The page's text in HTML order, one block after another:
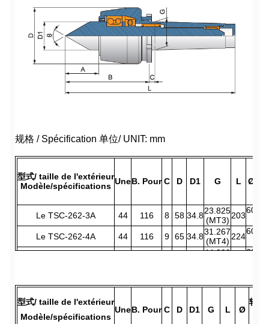
规格 / Spécification 单位/ UNIT: mm
型式/ taille de l'extérieur
Modèle/spécifications UneB. Pour C D D1 G L Ø
Le TSC-262-3A 44 116 8 58 34.823.825
(MT3) 203
60
Le TSC-262-4A
44 116 9 65 34.831.267
(MT4) 224
60
44.399
60
(MT6)
゚
型式/ taille de l'extérieur
Modèle/spécifications
UneB. Pour C D D1 G L Ø
轴承